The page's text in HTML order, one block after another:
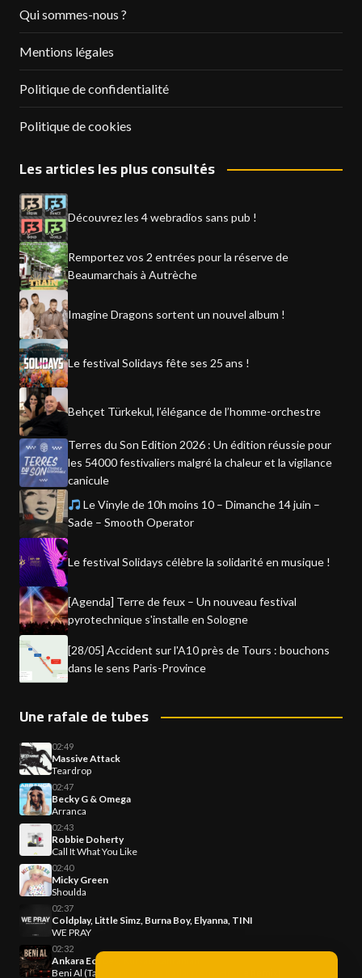
Qui sommes-nous ?
Mentions légales
Politique de confidentialité
Politique de cookies
Les articles les plus consultés
Découvrez les 4 webradios sans pub !
Remportez vos 2 entrées pour la réserve de
Beaumarchais à Autrèche
Imagine Dragons sortent un nouvel album !
Le festival Solidays fête ses 25 ans !
Behçet Türkekul, l’élégance de l’homme-orchestre
Terres du Son Edition 2026 : Un édition réussie pour
les 54000 festivaliers malgré la chaleur et la vigilance
canicule
Le Vinyle de 10h moins 10 – Dimanche 14 juin –
Sade – Smooth Operator
Le festival Solidays célèbre la solidarité en musique !
[Agenda] Terre de feux – Un nouveau festival
pyrotechnique s'installe en Sologne
[28/05] Accident sur l'A10 près de Tours : bouchons
dans le sens Paris-Province
Une rafale de tubes
02:49
Massive Attack
Teardrop
02:47
Becky G & Omega
Arranca
02:43
Robbie Doherty
Call It What You Like
02:40
Micky Green
Shoulda
02:37
Coldplay, Little Simz, Burna Boy, Elyanna, TINI
WE PRAY
02:32
Ankara Echoes, Kürşad Kahraman
Beni Al (Ta Ki Seni Görene Kadar) (Afro House Remix)